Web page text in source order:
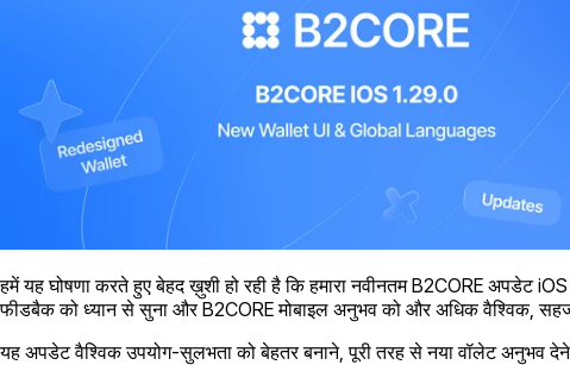
हमें यह घोषणा करते हुए बेहद ख़ुशी हो रही है कि हमारा नवीनतम B2CORE अपडेट
फीडबैक को ध्यान से सुना और B2CORE मोबाइल अनुभव को और अधिक वैश्विक,
यह अपडेट वैश्विक उपयोग-सुलभता को बेहतर बनाने, पूरी तरह से नया वॉलेट अनुभव